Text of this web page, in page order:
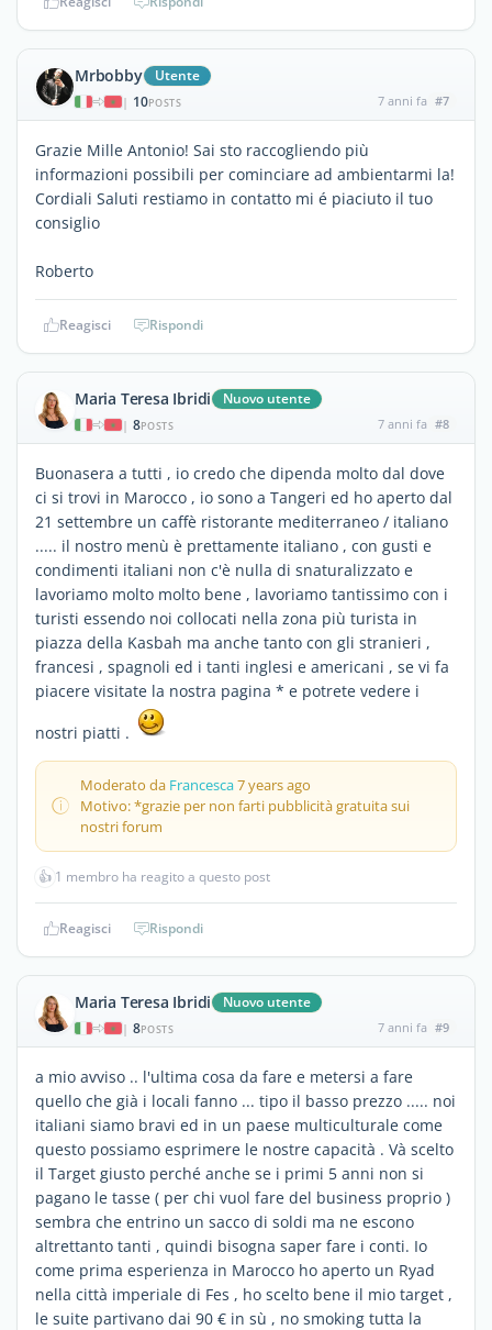
Mrbobby Utente
| 10POSTS 7 anni fa #7
Grazie Mille Antonio! Sai sto raccogliendo più
informazioni possibili per cominciare ad ambientarmi la!
Cordiali Saluti restiamo in contatto mi é piaciuto il tuo
consiglio
Roberto
Reagisci Rispondi
Maria Teresa Ibridi Nuovo utente
| 8POSTS 7 anni fa #8
Buonasera a tutti , io credo che dipenda molto dal dove
ci si trovi in Marocco , io sono a Tangeri ed ho aperto dal
21 settembre un caffè ristorante mediterraneo / italiano
..... il nostro menù è prettamente italiano , con gusti e
condimenti italiani non c'è nulla di snaturalizzato e
lavoriamo molto molto bene , lavoriamo tantissimo con i
turisti essendo noi collocati nella zona più turista in
piazza della Kasbah ma anche tanto con gli stranieri ,
francesi , spagnoli ed i tanti inglesi e americani , se vi fa
piacere visitate la nostra pagina * e potrete vedere i
nostri piatti .
Moderato da Francesca7 years ago
Motivo: *grazie per non farti pubblicità gratuita sui
nostri forum
👍 1 membro ha reagito a questo post
Reagisci Rispondi
Maria Teresa Ibridi Nuovo utente
| 8POSTS 7 anni fa #9
a mio avviso .. l'ultima cosa da fare e metersi a fare
quello che già i locali fanno ... tipo il basso prezzo ..... noi
italiani siamo bravi ed in un paese multiculturale come
questo possiamo esprimere le nostre capacità . Và scelto
il Target giusto perché anche se i primi 5 anni non si
pagano le tasse ( per chi vuol fare del business proprio )
sembra che entrino un sacco di soldi ma ne escono
altrettanto tanti , quindi bisogna saper fare i conti. Io
come prima esperienza in Marocco ho aperto un Ryad
nella città imperiale di Fes , ho scelto bene il mio target ,
le suite partivano dai 90 € in sù , no smoking tutta la